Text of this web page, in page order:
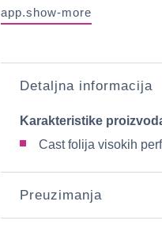
app.show-more
Detaljna informacija
Karakteristike
Cast folija visokih
Preuzimanja